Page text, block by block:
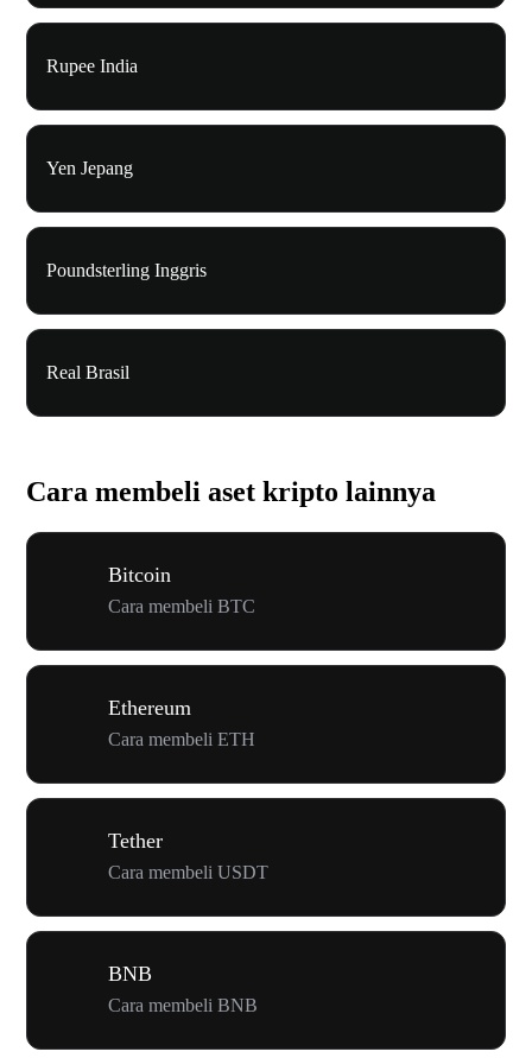
Rupee India
Yen Jepang
Poundsterling Inggris
Real Brasil
Cara membeli aset kripto lainnya
Bitcoin
Cara membeli BTC
Ethereum
Cara membeli ETH
Tether
Cara membeli USDT
BNB
Cara membeli BNB